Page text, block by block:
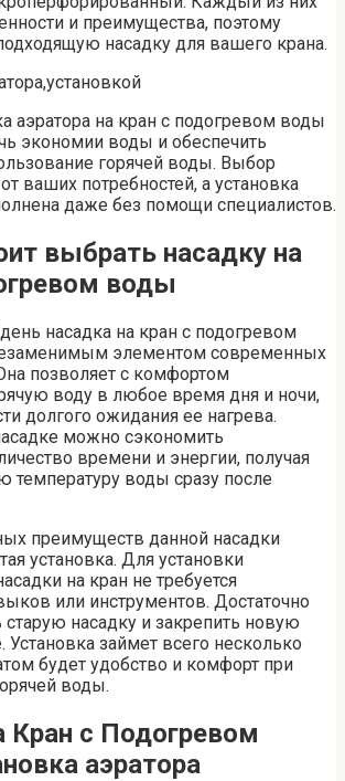
и преимущества, поэтому
насадку для вашего крана.
аэратора на кран с подогревом воды
экономии воды и обеспечить
горячей воды. Выбор
ваших потребностей, а установка
даже без помощи специалистов.
выбрать насадку на
воды
насадка на кран с подогревом
элементом современных
позволяет с комфортом
воду в любое время дня и ночи,
долгого ожидания ее нагрева.
можно сэкономить
времени и энергии, получая
температуру воды сразу после
преимуществ данной насадки
установка. Для установки
на кран не требуется
или инструментов. Достаточно
старую насадку и закрепить новую
Установка займет всего несколько
будет удобство и комфорт при
воды.
Кран с Подогревом
аэратора